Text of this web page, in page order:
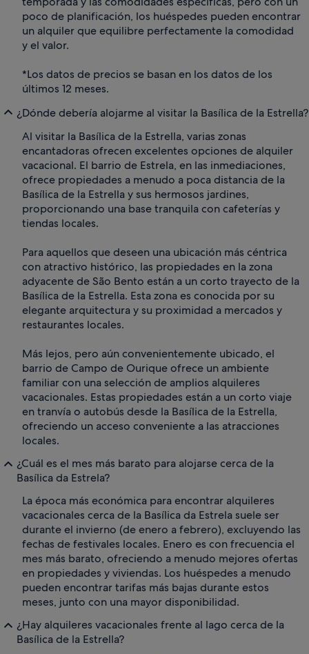
poco de planificación, los huéspedes pueden encontrar
un alquiler que equilibre perfectamente la comodidad
y el valor.
*Los datos de precios se basan en los datos de los
últimos 12 meses.
¿Dónde debería alojarme al visitar la Basílica de la Estrella?
Al visitar la Basílica de la Estrella, varias zonas
encantadoras ofrecen excelentes opciones de alquiler
vacacional. El barrio de Estrela, en las inmediaciones,
ofrece propiedades a menudo a poca distancia de la
Basílica de la Estrella y sus hermosos jardines,
proporcionando una base tranquila con cafeterías y
tiendas locales.
Para aquellos que deseen una ubicación más céntrica
con atractivo histórico, las propiedades en la zona
adyacente de São Bento están a un corto trayecto de la
Basílica de la Estrella. Esta zona es conocida por su
elegante arquitectura y su proximidad a mercados y
restaurantes locales.
Más lejos, pero aún convenientemente ubicado, el
barrio de Campo de Ourique ofrece un ambiente
familiar con una selección de amplios alquileres
vacacionales. Estas propiedades están a un corto viaje
en tranvía o autobús desde la Basílica de la Estrella,
ofreciendo un acceso conveniente a las atracciones
locales.
¿Cuál es el mes más barato para alojarse cerca de la
Basílica da Estrela?
La época más económica para encontrar alquileres
vacacionales cerca de la Basílica da Estrela suele ser
durante el invierno (de enero a febrero), excluyendo las
fechas de festivales locales. Enero es con frecuencia el
mes más barato, ofreciendo a menudo mejores ofertas
en propiedades y viviendas. Los huéspedes a menudo
pueden encontrar tarifas más bajas durante estos
meses, junto con una mayor disponibilidad.
¿Hay alquileres vacacionales frente al lago cerca de la
Basílica de la Estrella?